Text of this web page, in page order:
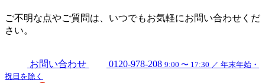
ご不明な点やご質問は、いつでもお気軽にお問い合わせくだ
さい。
お問い合わせ 0120-978-208 9:00 〜 17:30 ／ 年末年始・
祝日を除く